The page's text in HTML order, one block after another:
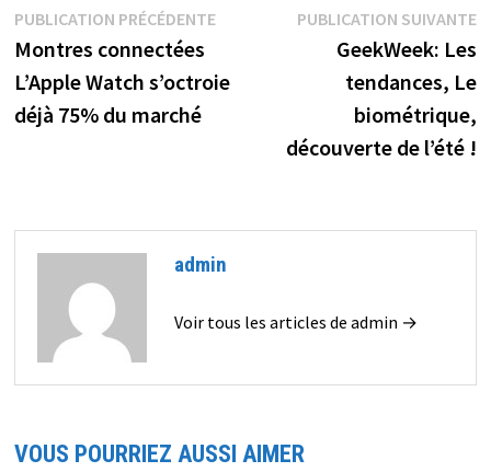
Navigation
de
l’article
PUBLICATION PRÉCÉDENTEPublication
Montres connectées
L’Apple Watch s’octroie
déjà 75% du marché
PUBLICATION SUIVANTE
GeekWeek: Les
tendances, Le
biométrique,
découverte de l’été !
admin
Voir tous les articles de admin →
VOUS POURRIEZ AUSSI AIMER